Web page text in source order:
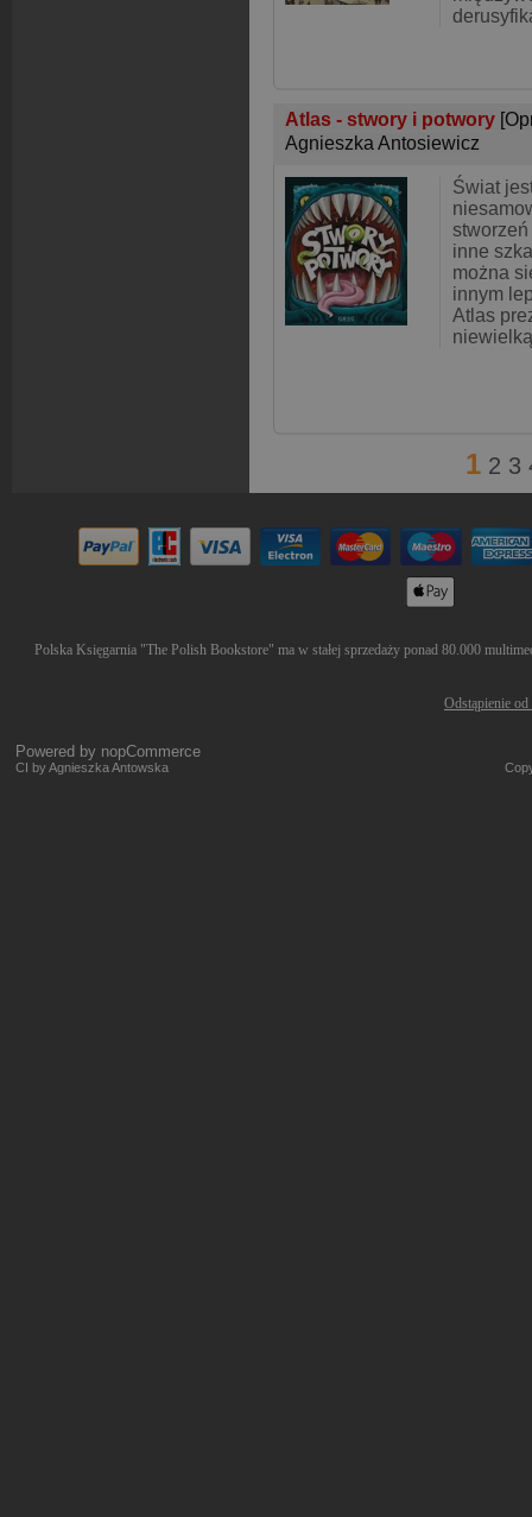
Atlas - stwory i potwory
Agnieszka Antosiewicz
Świat
inne
można
innym
Atlas
1 2 3
Polska Księgarnia "The Polish Bookstore" ma w stałej sprzedaży ponad 80.000
Odstąpienie
Powered by nopCommerce
CI by Agnieszka Antowska